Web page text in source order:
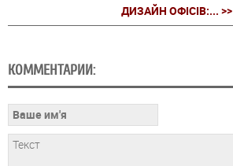
ДИЗАЙН ОФІСІВ:... >>
КОММЕНТАРИИ: